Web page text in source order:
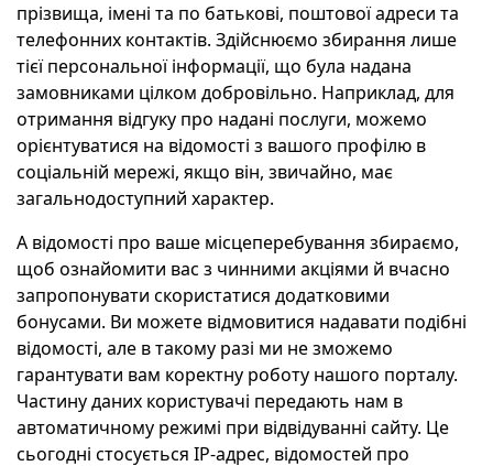
прізвища, імені та по батькові, поштової адреси та
телефонних контактів. Здійснюємо збирання лише
тієї персональної інформації, що була надана
замовниками цілком добровільно. Наприклад, для
отримання відгуку про надані послуги, можемо
орієнтуватися на відомості з вашого профілю в
соціальній мережі, якщо він, звичайно, має
загальнодоступний характер.
А відомості про ваше місцеперебування збираємо,
щоб ознайомити вас з чинними акціями й вчасно
запропонувати скористатися додатковими
бонусами. Ви можете відмовитися надавати подібні
відомості, але в такому разі ми не зможемо
гарантувати вам коректну роботу нашого порталу.
Частину даних користувачі передають нам в
автоматичному режимі при відвідуванні сайту. Це
сьогодні стосується IP-адрес, відомостей про